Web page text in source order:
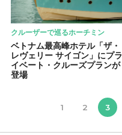
クルーザーで巡るホーチミン
ベトナム最高峰ホテル「ザ・
レヴェリー サイゴン」にプラ
イベート・クルーズプランが
登場
1 2 3